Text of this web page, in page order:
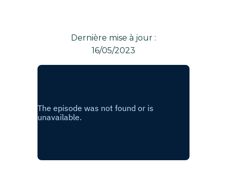
Dernière mise à jour :
16/05/2023